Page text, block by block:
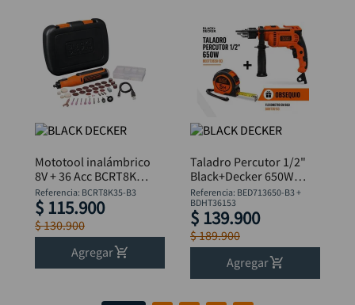
Mototool inalámbrico
8V + 36 Acc BCRT8K35
B&D
Referencia: BCRT8K35-B3
$ 115.900
$130.900
Agregar
Taladro Percutor 1/2"
Black+Decker 650W
BED713650-B3 +
Flexómetro
Referencia: BED713650-B3 +
BDHT36153
$ 139.900
$189.900
Agregar